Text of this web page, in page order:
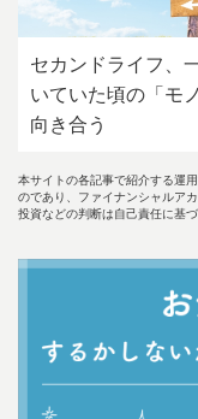
セカンドライフ、
いていた頃の「モ
向き合う
本サイトの各記事で紹介する運
のであり、ファイナンシャルア
投資などの判断は自己責任に基づ